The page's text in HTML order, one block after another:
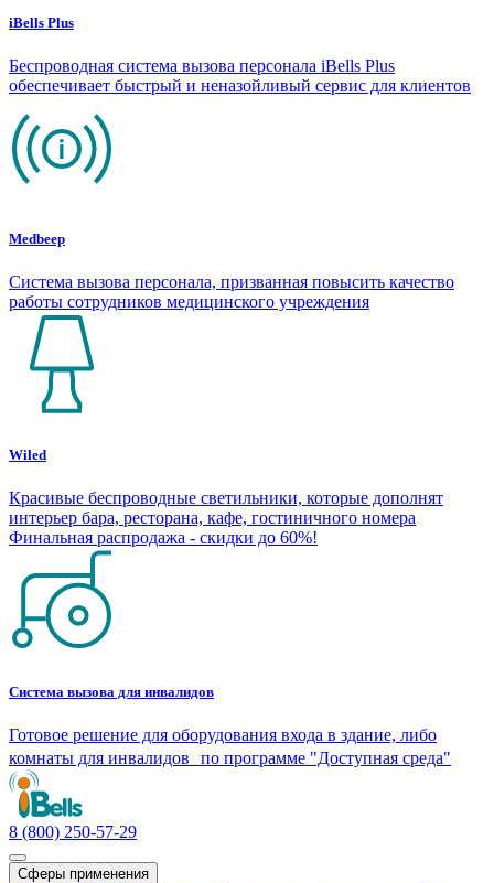
iBells Plus
Беспроводная система вызова персонала iBells Plus
обеспечивает быстрый и неназойливый сервис для клиентов
Medbeep
Система вызова персонала, призванная повысить качество
работы сотрудников медицинского учреждения
Wiled
Красивые беспроводные светильники, которые дополнят
интерьер бара, ресторана, кафе, гостиничного номера
Финальная распродажа - скидки до 60%!
Система вызова для инвалидов
Готовое решение для оборудования входа в здание, либо
комнаты для инвалидов по программе "Доступная среда"
8 (800) 250-57-29
Сферы применения